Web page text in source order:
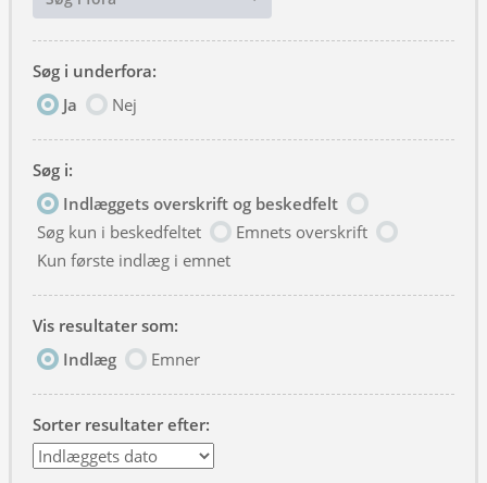
Søg i underfora:
Ja
Nej
Søg i:
Indlæggets overskrift og beskedfelt
Søg kun i beskedfeltet
Emnets overskrift
Kun første indlæg i emnet
Vis resultater som:
Indlæg
Emner
Sorter resultater efter: